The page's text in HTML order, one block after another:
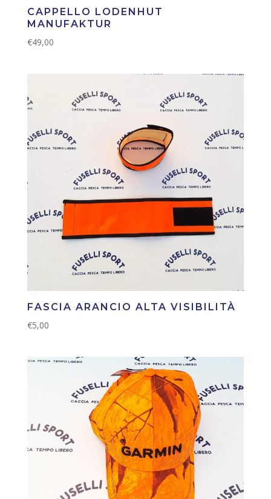
CAPPELLO LODENHUT
MANUFAKTUR
€49,00
FASCIA ARANCIO ALTA VISIBILITÀ
€5,00